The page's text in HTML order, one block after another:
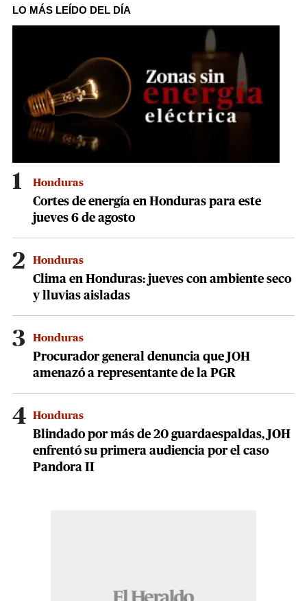
of
38
seconds
LO MÁS LEÍDO DEL DÍA
1 Honduras
Cortes de energía en Honduras para este
jueves 6 de agosto
2 Honduras
Clima en Honduras: jueves con ambiente seco
y lluvias aisladas
3 Honduras
Procurador general denuncia que JOH
amenazó a representante de la PGR
4 Honduras
Blindado por más de 20 guardaespaldas, JOH
enfrentó su primera audiencia por el caso
Pandora II